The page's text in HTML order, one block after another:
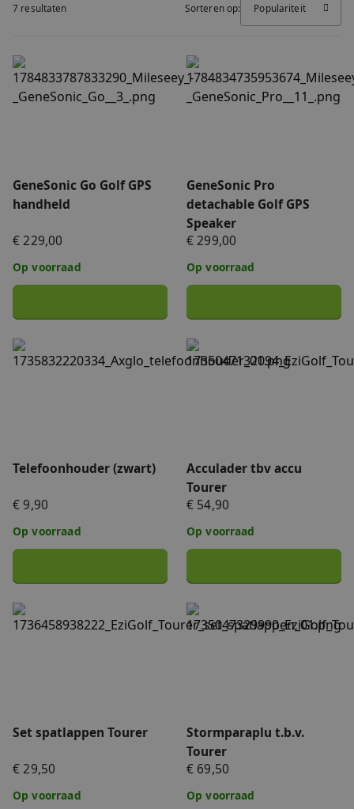
Accu's & Acculaders
Nieuws
Contact
7 resultaten Sorteren op: Populariteit
GeneSonic Go Golf GPS
handheld
€ 229,00
Op voorraad
GeneSonic Go Golf GPS handheld
GeneSonic Pro
detachable Golf GPS
Speaker
€ 299,00
Op voorraad
GeneSonic Pro detachable
Telefoonhouder (zwart)
€ 9,90
Op voorraad
Telefoonhouder (zwart)
Acculader tbv accu
Tourer
€ 54,90
Op voorraad
Acculader tbv accu Tourer
Set spatlappen Tourer
€ 29,50
Op voorraad
Set spatlappen Tourer
Stormparaplu t.b.v.
Tourer
€ 69,50
Op voorraad
Stormparaplu t.b.v. Tourer